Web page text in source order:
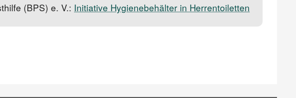
(BPS) e. V.: Initiative Hygienebehälter in Herrentoiletten